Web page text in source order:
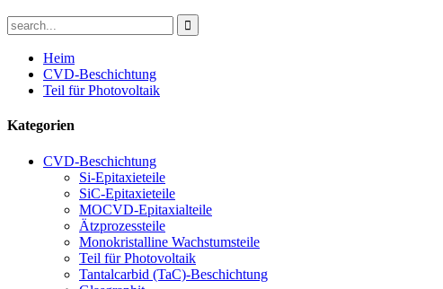
Heim
CVD-Beschichtung
Teil für Photovoltaik
Kategorien
CVD-Beschichtung
Si-Epitaxieteile
SiC-Epitaxieteile
MOCVD-Epitaxialteile
Ätzprozessteile
Monokristalline Wachstumsteile
Teil für Photovoltaik
Tantalcarbid (TaC)-Beschichtung